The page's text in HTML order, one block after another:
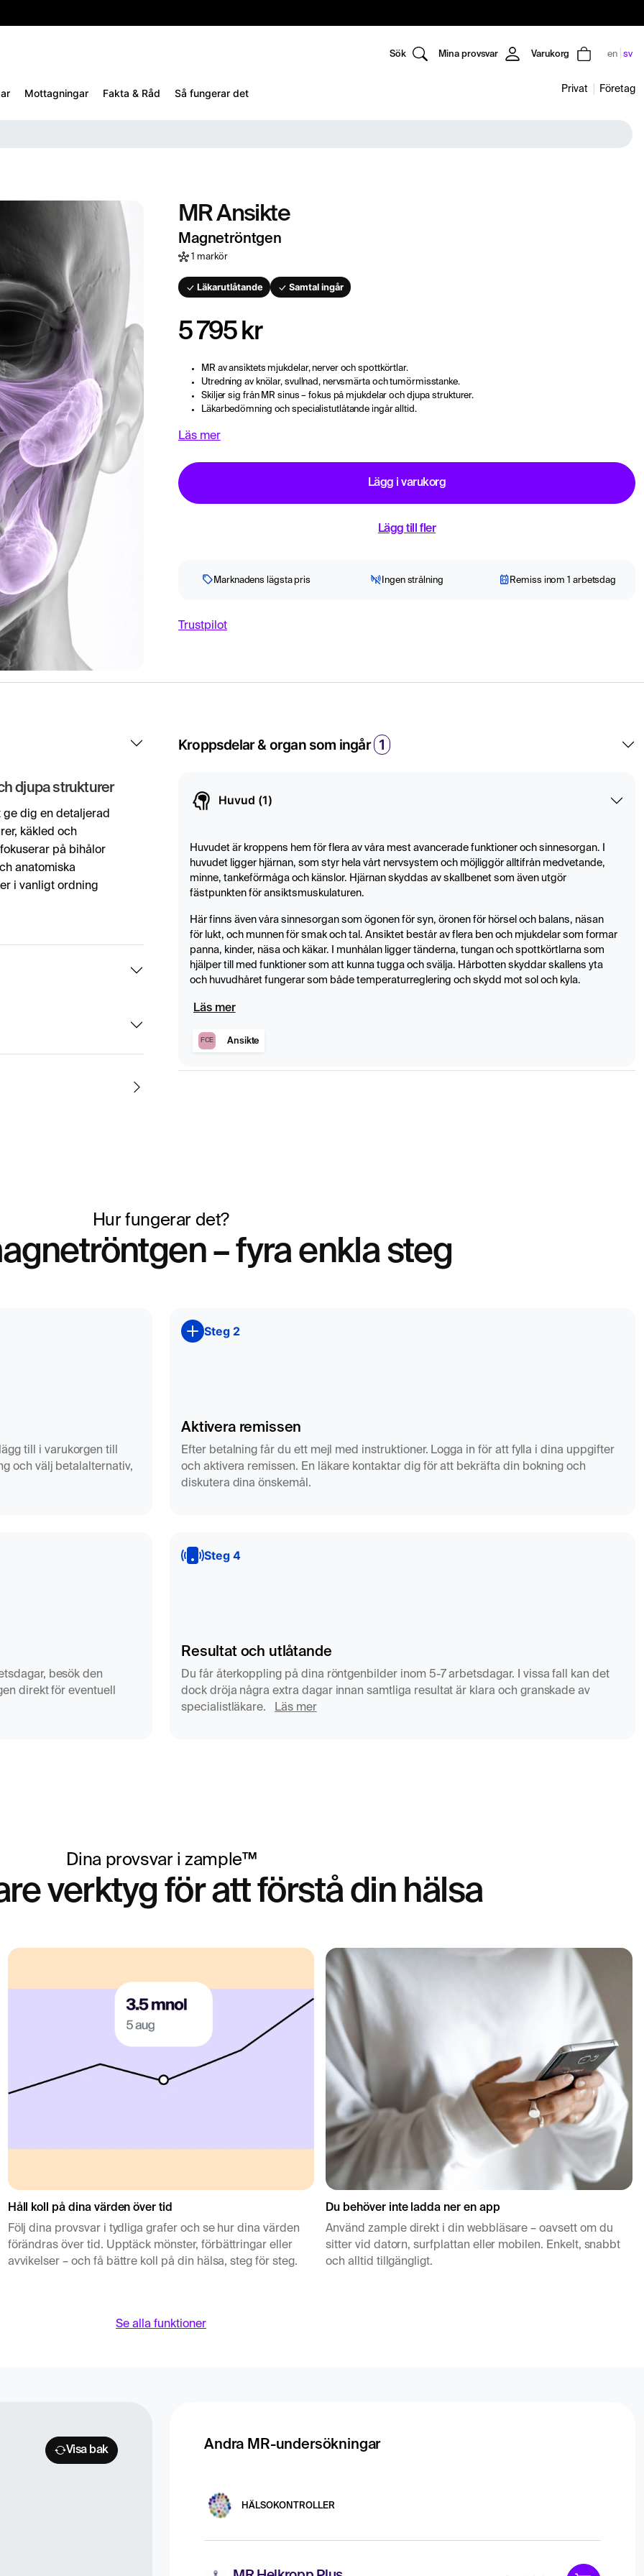
Sök Mina provsvar Varukorg en sv
Mottagningar Fakta & Råd Så fungerar det Privat Företag
MR Ansikte
Magnetröntgen
1 markör
Läkarutlåtande Samtal ingår
5 795 kr
MR av ansiktets mjukdelar, nerver och spottkörtlar.
Utredning av knölar, svullnad, nervsmärta och tumörmisstanke.
Skiljer sig från MR sinus – fokus på mjukdelar och djupa strukturer.
Läkarbedömning och specialistutlåtande ingår alltid.
Läs mer
Lägg i varukorg
Lägg till fler
Marknadens lägsta pris Ingen strålning Remiss inom 1 arbetsdag
Trustpilot
djupa strukturer
ge dig en detaljerad
käkled och
på bihålor
anatomiska
i vanligt ordning
Metoden är
behandlingar
migration,
efter
vid exempelvis
våra läkare. Vi
och bedömer om
Du ligger bekvämt i
i radiologi och du
Gravida
/p>
Kroppsdelar & organ som ingår 1
Huvud (1)
Huvudet är kroppens hem för flera av våra mest avancerade funktioner och sinnesorgan. I
huvudet ligger hjärnan, som styr hela vårt nervsystem och möjliggör alltifrån medvetande,
minne, tankeförmåga och känslor. Hjärnan skyddas av skallbenet som även utgör
fästpunkten för ansiktsmuskulaturen.
Här finns även våra sinnesorgan som ögonen för syn, öronen för hörsel och balans, näsan
för lukt, och munnen för smak och tal. Ansiktet består av flera ben och mjukdelar som formar
panna, kinder, näsa och käkar. I munhålan ligger tänderna, tungan och spottkörtlarna som
hjälper till med funktioner som att kunna tugga och svälja. Hårbotten skyddar skallens yta
och huvudhåret fungerar som både temperaturreglering och skydd mot sol och kyla.
Läs mer
FCE Ansikte
Hur fungerar det?
– fyra enkla steg
till i varukorgen till
och välj betalalternativ,
Steg 2
Aktivera remissen
Efter betalning får du ett mejl med instruktioner. Logga in för att fylla i dina uppgifter
och aktivera remissen. En läkare kontaktar dig för att bekräfta din bokning och
diskutera dina önskemål.
besök den
direkt för eventuell
Steg 4
Resultat och utlåtande
Du får återkoppling på dina röntgenbilder inom 5-7 arbetsdagar. I vissa fall kan det
dock dröja några extra dagar innan samtliga resultat är klara och granskade av
specialistläkare.
Läs mer
Dina provsvar i zample™
verktyg för att förstå din hälsa
Håll koll på dina värden över tid
Följ dina provsvar i tydliga grafer och se hur dina värden
förändras över tid. Upptäck mönster, förbättringar eller
avvikelser – och få bättre koll på din hälsa, steg för steg.
Du behöver inte ladda ner en app
Använd zample direkt i din webbläsare – oavsett om du
sitter vid datorn, surfplattan eller mobilen. Enkelt, snabbt
och alltid tillgängligt.
Se alla funktioner
Visa bak Andra MR-undersökningar
HÄLSOKONTROLLER